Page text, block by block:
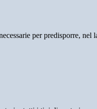
per predisporre,